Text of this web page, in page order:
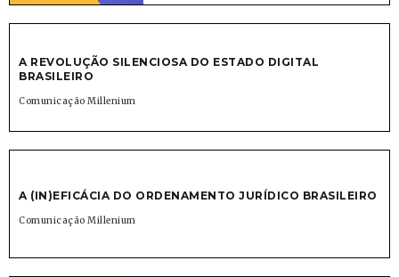
A REVOLUÇÃO SILENCIOSA DO ESTADO DIGITAL
BRASILEIRO
Comunicação Millenium
A (IN)EFICÁCIA DO ORDENAMENTO JURÍDICO BRASILEIRO
Comunicação Millenium